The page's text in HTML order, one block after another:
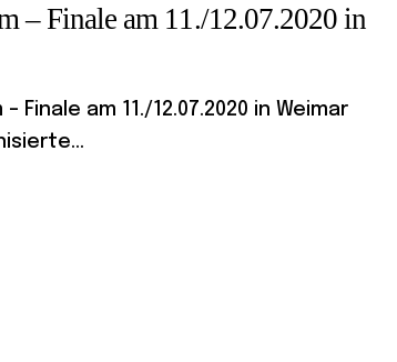
– Finale am 11./12.07.2020 in
am 11./12.07.2020 in Weimar